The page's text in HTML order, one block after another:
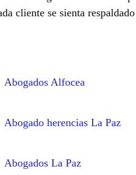
cliente se sienta
Abogados Alfocea
Abogado herencias La Paz
Abogados La Paz